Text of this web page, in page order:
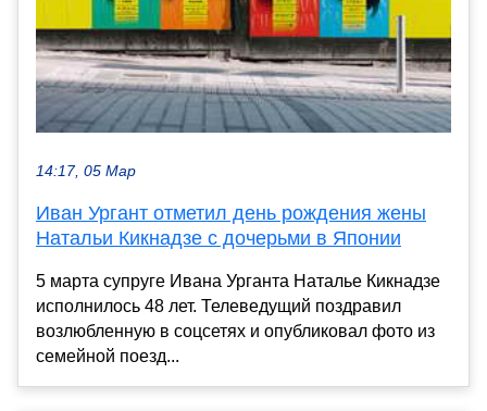
14:17, 05 Мар
Иван Ургант отметил день рождения жены
Натальи Кикнадзе с дочерьми в Японии
5 марта супруге Ивана Урганта Наталье Кикнадзе
исполнилось 48 лет. Телеведущий поздравил
возлюбленную в соцсетях и опубликовал фото из
семейной поезд...